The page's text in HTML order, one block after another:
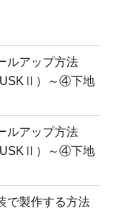
ルアップ方法
）～④下地
ルアップ方法
）～④下地
で製作する方法